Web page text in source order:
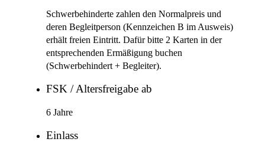
Schwerbehinderte zahlen den Normalpreis und
deren Begleitperson (Kennzeichen B im Ausweis)
erhält freien Eintritt. Dafür bitte 2 Karten in der
entsprechenden Ermäßigung buchen
(Schwerbehindert + Begleiter).
FSK / Altersfreigabe ab
6 Jahre
Einlass